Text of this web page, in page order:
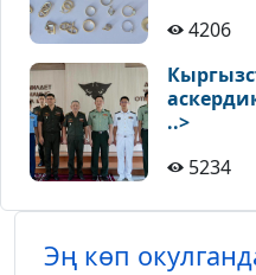
4206
..>
5234
Эң көп